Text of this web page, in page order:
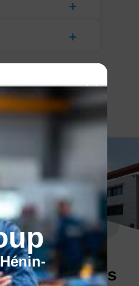
Nos centres